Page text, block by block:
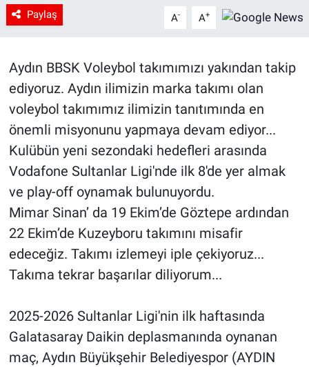
Paylaş A- A+
Aydın BBSK Voleybol takımımızı yakından takip
ediyoruz. Aydın ilimizin marka takımı olan
voleybol takımımız ilimizin tanıtımında en
önemli misyonunu yapmaya devam ediyor...
Kulübün yeni sezondaki hedefleri arasında
Vodafone Sultanlar Ligi'nde ilk 8'de yer almak
ve play-off oynamak bulunuyordu.
Mimar Sinan’ da 19 Ekim’de Göztepe ardından
22 Ekim’de Kuzeyboru takımını misafir
edeceğiz. Takımı izlemeyi iple çekiyoruz...
Takıma tekrar başarılar diliyorum...
2025-2026 Sultanlar Ligi'nin ilk haftasında
Galatasaray Daikin deplasmanında oynanan
maç, Aydın Büyükşehir Belediyespor (AYDIN